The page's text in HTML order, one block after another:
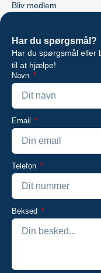
Bliv medlem
Har du spørgsmål?
Har du spørgsmål eller
til at hjælpe!
Navn
Email
Telefon
Beksed